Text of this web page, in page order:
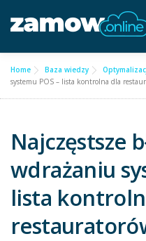
do
Dla gastronomii ▿
Baza wiedzy Kontakt
Bezpłatna konsultacja
Home Baza wiedzy
systemu POS – lista kontrolna dla
Najczęstsze
wdrażaniu
lista